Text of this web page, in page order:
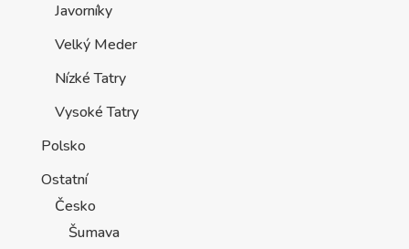
Javorníky
Velký Meder
Nízké Tatry
Vysoké Tatry
Polsko
Ostatní
Česko
Šumava